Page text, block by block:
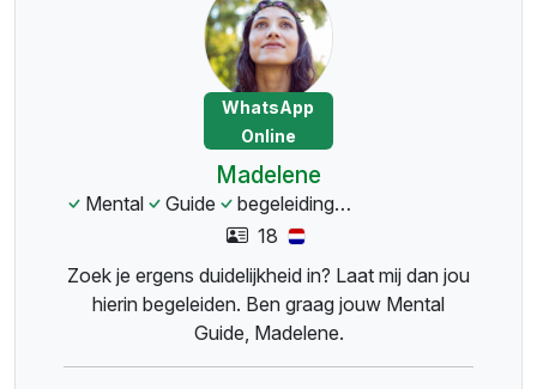
WhatsApp
Online
Madelene
Mental Guide begeleiding
18
Zoek je ergens duidelijkheid in? Laat mij dan jou
hierin begeleiden. Ben graag jouw Mental
Guide, Madelene.